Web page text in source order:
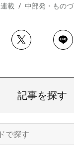
連載 中部発・もの
記事を探す